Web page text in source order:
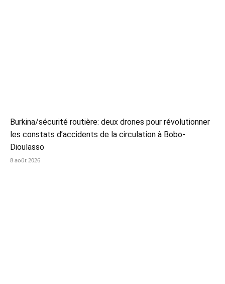
Burkina/sécurité routière: deux drones pour révolutionner
les constats d’accidents de la circulation à Bobo-
Dioulasso
8 août 2026